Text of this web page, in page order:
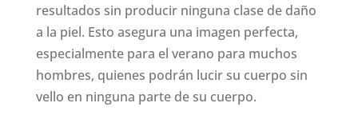
resultados sin producir ninguna clase de daño
a la piel. Esto asegura una imagen perfecta,
especialmente para el verano para muchos
hombres, quienes podrán lucir su cuerpo sin
vello en ninguna parte de su cuerpo.